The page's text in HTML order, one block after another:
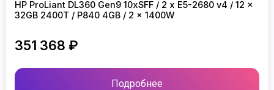
HP ProLiant DL360 Gen9 10xSFF / 2 x E5-2680 v4 / 12 x
32GB 2400T / P840 4GB / 2 x 1400W
351 368 ₽
Подробнее